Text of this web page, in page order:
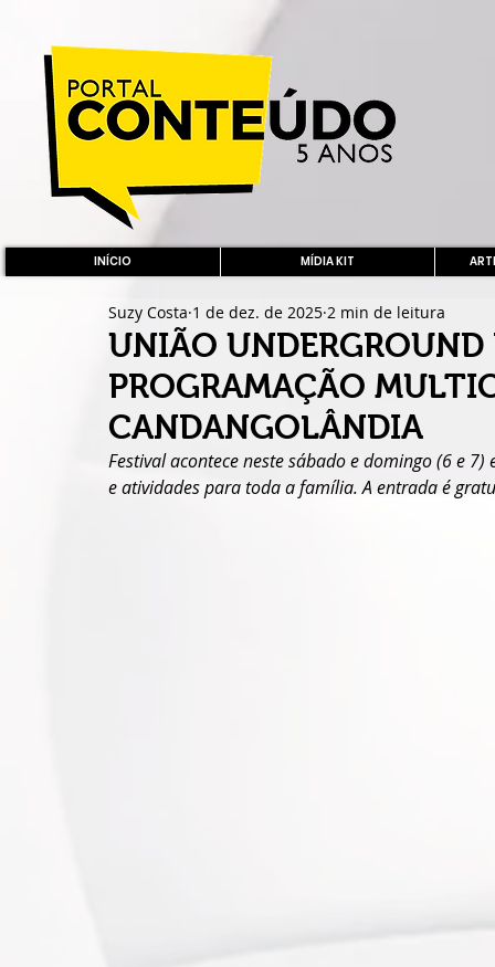
INÍCIO MÍDIA KIT
UNIÃO UNDERGROUND
PROGRAMAÇÃO
CANDANGOLÂNDIA
Suzy Costa 1 de dez. de 2025 2 min de leitura
Festival acontece neste sábado e domingo (6 e
e atividades para toda a família. A entrada é